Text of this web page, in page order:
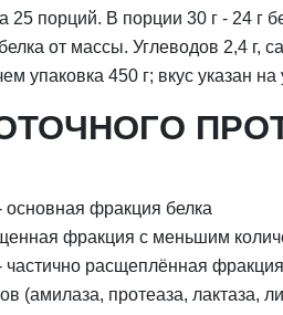
порций. В порции 30 г - 24 г
от массы. Углеводов 2,4
упаковка 450 г; вкус указан на
основная фракция белка
фракция с меньшим
частично расщеплённая фракция
(амилаза, протеаза, лактаза,